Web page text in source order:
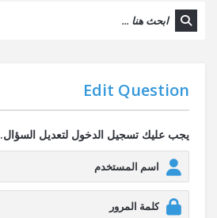
Edit Question
يجب عليك تسجيل الدخول لتعديل السؤال.